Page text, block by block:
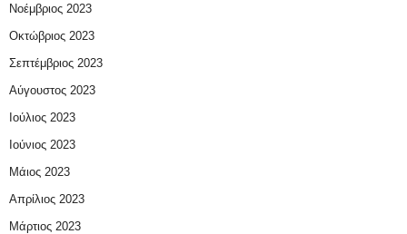
Νοέμβριος 2023
Οκτώβριος 2023
Σεπτέμβριος 2023
Αύγουστος 2023
Ιούλιος 2023
Ιούνιος 2023
Μάιος 2023
Απρίλιος 2023
Μάρτιος 2023